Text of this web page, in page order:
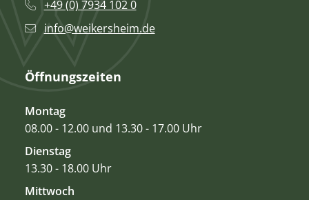
+49 (0) 7934 102 0
info@weikersheim.de
Öffnungszeiten
Montag
08.00 - 12.00 und 13.30 - 17.00 Uhr
Dienstag
13.30 - 18.00 Uhr
Mittwoch